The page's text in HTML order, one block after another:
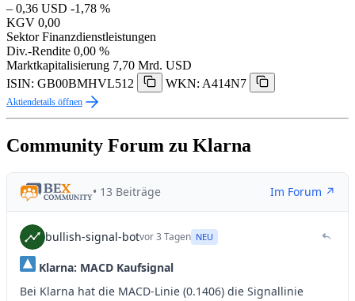
– 0,36 USD -1,78 %
KGV 0,00
Sektor Finanzdienstleistungen
Div.-Rendite 0,00 %
Marktkapitalisierung 7,70 Mrd. USD
ISIN: GB00BMHVL512
WKN: A414N7
Aktiendetails öffnen
Community Forum zu Klarna